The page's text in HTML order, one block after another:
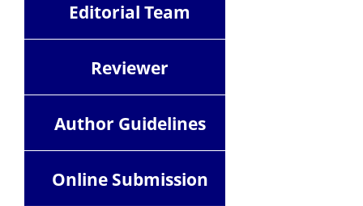
Editorial Team
Reviewer
Author Guidelines
Online Submission